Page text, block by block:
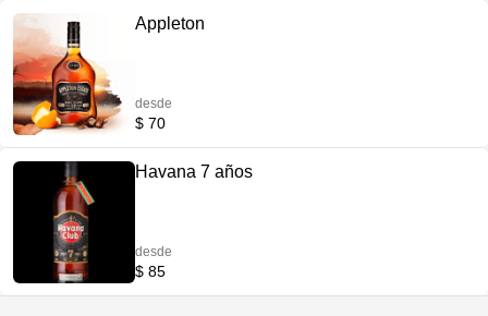
Appleton
desde
$ 70
Havana 7 años
desde
$ 85